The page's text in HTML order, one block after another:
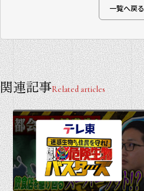
一覧へ戻る
関連記事Related articles